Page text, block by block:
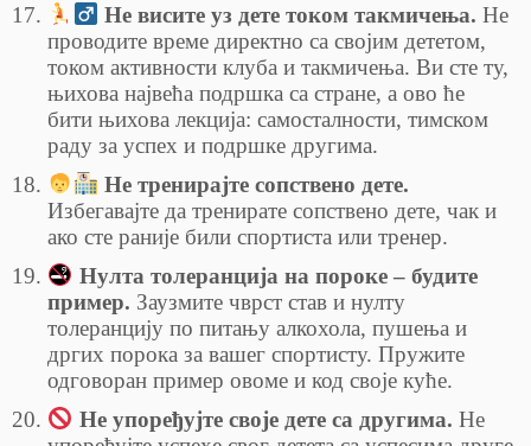
Не висите уз дете током такмичења. Не
проводите време директно са својим дететом,
током активности клуба и такмичења. Ви сте ту,
њихова највећа подршка са стране, а ово ће
бити њихова лекција: самосталности, тимском
раду за успех и подршке другима.
Не тренирајте сопствено дете.
Избегавајте да тренирате сопствено дете, чак и
ако сте раније били спортиста или тренер.
Нулта толеранција на пороке – будите
пример. Заузмите чврст став и нулту
толеранцију по питању алкохола, пушења и
дргих порока за вашег спортисту. Пружите
одговоран пример овоме и код своје куће.
Не упоређујте своје дете са другима. Не